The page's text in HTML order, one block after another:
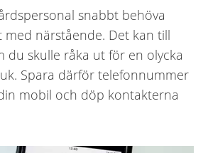
snabbt behöva
närstående. Det kan till
du skulle råka ut för en olycka
Spara därför telefonnummer
mobil och döp kontakterna